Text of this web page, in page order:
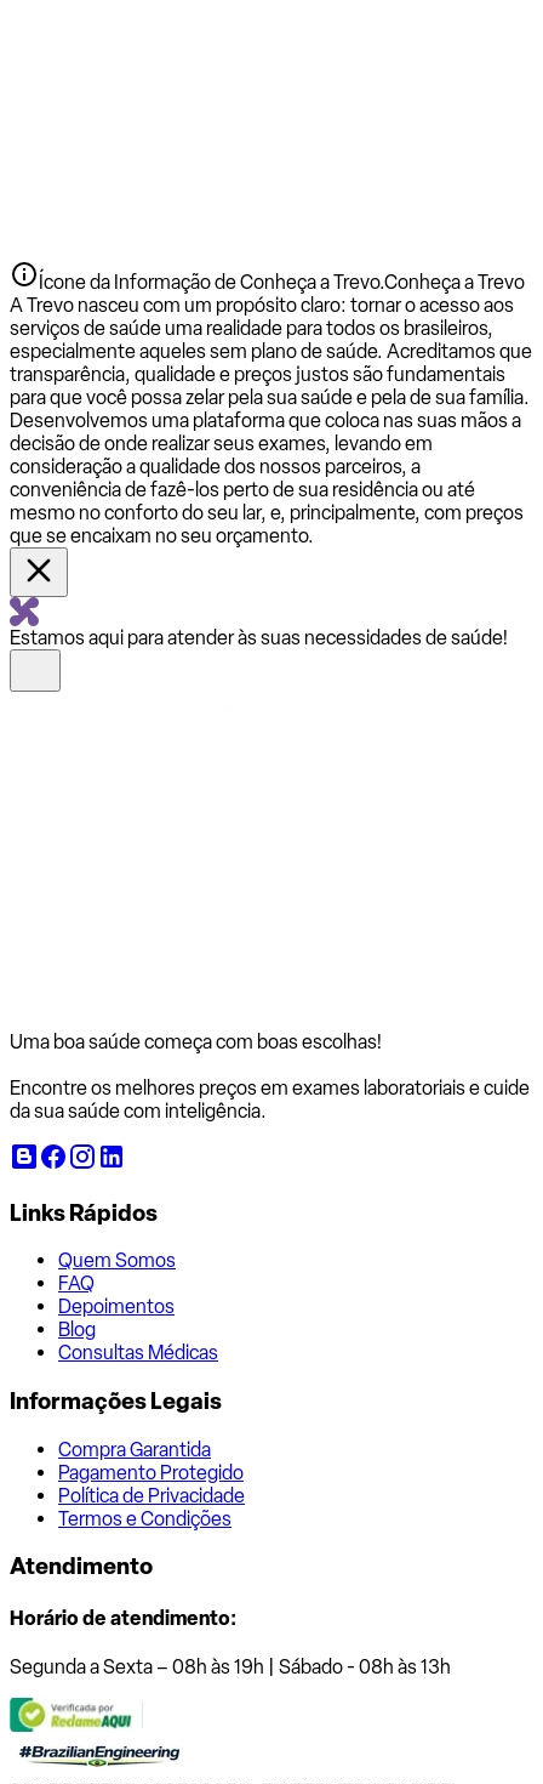
Ícone da Informação de Conheça a Trevo.Conheça a Trevo
A Trevo nasceu com um propósito claro: tornar o acesso aos
serviços de saúde uma realidade para todos os brasileiros,
especialmente aqueles sem plano de saúde. Acreditamos que
transparência, qualidade e preços justos são fundamentais
para que você possa zelar pela sua saúde e pela de sua família.
Desenvolvemos uma plataforma que coloca nas suas mãos a
decisão de onde realizar seus exames, levando em
consideração a qualidade dos nossos parceiros, a
conveniência de fazê-los perto de sua residência ou até
mesmo no conforto do seu lar, e, principalmente, com preços
que se encaixam no seu orçamento.
Estamos aqui para atender às suas necessidades de saúde!
Uma boa saúde começa com boas escolhas!
Encontre os melhores preços em exames laboratoriais e cuide
da sua saúde com inteligência.
Links Rápidos
Quem Somos
FAQ
Depoimentos
Blog
Consultas Médicas
Informações Legais
Compra Garantida
Pagamento Protegido
Política de Privacidade
Termos e Condições
Atendimento
Horário de atendimento:
Segunda a Sexta – 08h às 19h | Sábado - 08h às 13h